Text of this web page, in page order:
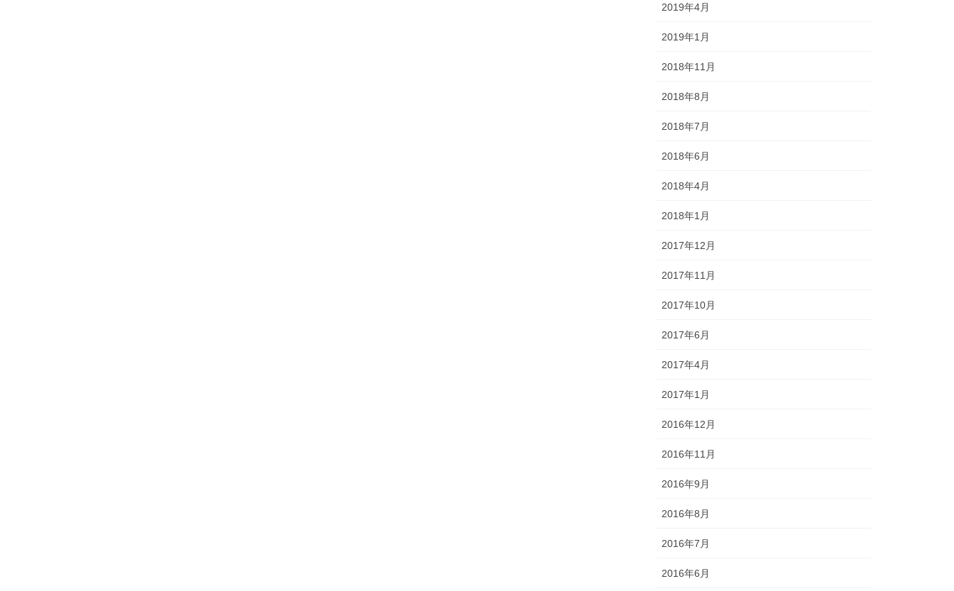
2019年4月
2019年1月
2018年11月
2018年8月
2018年7月
2018年6月
2018年4月
2018年1月
2017年12月
2017年11月
2017年10月
2017年6月
2017年4月
2017年1月
2016年12月
2016年11月
2016年9月
2016年8月
2016年7月
2016年6月